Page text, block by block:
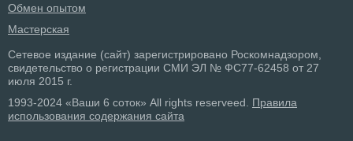
Обмен опытом
Мастерская
Сетевое издание (сайт) зарегистрировано Роскомнадзором,
свидетельство о регистрации СМИ ЭЛ № ФС77-62458 от 27
июля 2015 г.
1993-2024 «Ваши 6 соток» All rights reserveed. Правила
использования содержания сайта